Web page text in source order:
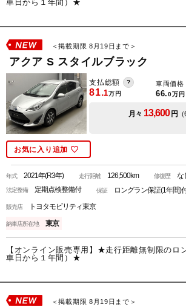
車日から１年間）★
＜掲載期限 8月19日まで＞
アクア S スタイルブラック
支払総額
81.1万円
車両価格
66.0万円
月々 13,600円
お気に入り追加
年式2021年(R3年) 走行距離126,500km 修復歴な
法定整備定期点検整備付 保証ロングラン保証(1年間)
販売店トヨタモビリティ東京
納車店所在地東京
【オンライン販売専用】★走行距離無制限のロ
車日から１年間）★
＜掲載期限 8月19日まで＞